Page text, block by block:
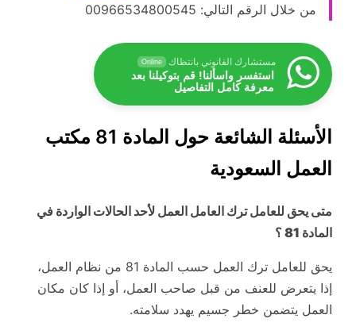
من خلال الرقم التالي: 00966534800545
مستشارك القانوني بانتظاك Online
استفسر واسألنا! قم بتوكيلنا بعد
معرفة كامل التفاصيل
الأسئلة الشائعة حول المادة 81 مكتب
العمل السعودية
متى يحق للعامل ترك العامل العمل لأحد الحالات الواردة في
المادة 81 ؟
يحق للعامل ترك العمل حسب المادة 81 من نظام العمل،
إذا يتعرض للعنف من قبل صاحب العمل، أو إذا كان مكان
العمل يتضمن خطر جسيم يهدد سلامته.